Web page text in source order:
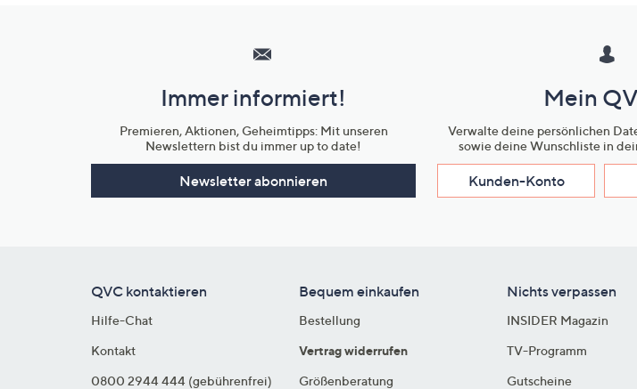
Unternehmensinformationen
Immer informiert!
Premieren, Aktionen, Geheimtipps: Mit unseren
Newslettern bist du immer up to date!
Newsletter abonnieren
Mein
Verwalte deine persönlichen
sowie deine Wunschliste in
Kunden-Konto
QVC kontaktieren
Hilfe-Chat
Kontakt
0800 2944 444 (gebührenfrei)
Bequem einkaufen
Bestellung
Vertrag widerrufen
Größenberatung
Nichts verpassen
INSIDER Magazin
TV-Programm
Gutscheine